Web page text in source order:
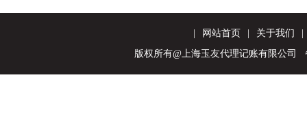
网站首页 关于我们
版权所有@上海玉友代理记账有限公司